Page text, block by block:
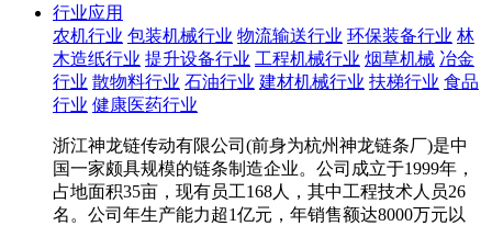
行业应用
农机行业 包装机械行业 物流输送行业 环保装备行业 林
木造纸行业 提升设备行业 工程机械行业 烟草机械 冶金
行业 散物料行业 石油行业 建材机械行业 扶梯行业 食品
行业 健康医药行业
浙江神龙链传动有限公司(前身为杭州神龙链条厂)是中
国一家颇具规模的链条制造企业。公司成立于1999年，
占地面积35亩，现有员工168人，其中工程技术人员26
名。公司年生产能力超1亿元，年销售额达8000万元以